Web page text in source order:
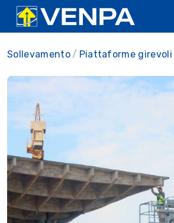
Sollevamento Piattaforme girevoli